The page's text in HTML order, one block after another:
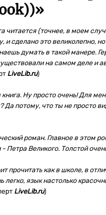
»
читается (точнее, в моем
и сделано это великолепно,
думать в такой манере.
на самом деле и
LiveLib.ru)
Ну просто очень! Для
Да потому, что ты не просто
роман. Главное в этом
Петра Великого. Толстой
прочитать как в школе, в
легко, язык настолько
LiveLib.ru)